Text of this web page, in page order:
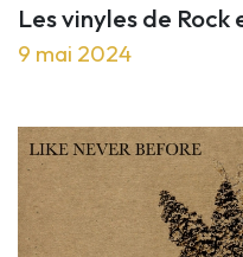
Les vinyles de
9 mai 2024